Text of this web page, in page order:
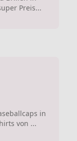
Preis...
in
von ...